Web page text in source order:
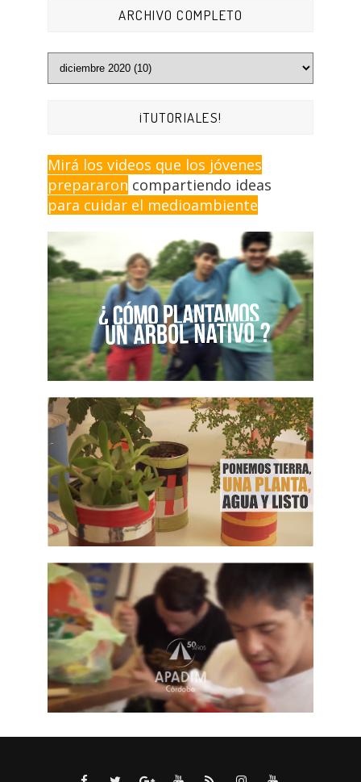
ARCHIVO COMPLETO
¡TUTORIALES!
Mirá los videos que los jóvenes
prepararon compartiendo ideas
para cuidar el medioambiente